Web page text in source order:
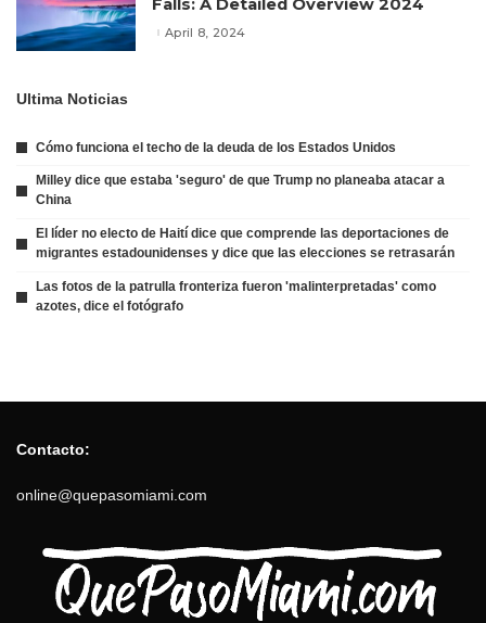
Falls: A Detailed Overview 2024
April 8, 2024
Ultima Noticias
Cómo funciona el techo de la deuda de los Estados Unidos
Milley dice que estaba 'seguro' de que Trump no planeaba atacar a
China
El líder no electo de Haití dice que comprende las deportaciones de
migrantes estadounidenses y dice que las elecciones se retrasarán
Las fotos de la patrulla fronteriza fueron 'malinterpretadas' como
azotes, dice el fotógrafo
Contacto:
online@quepasomiami.com